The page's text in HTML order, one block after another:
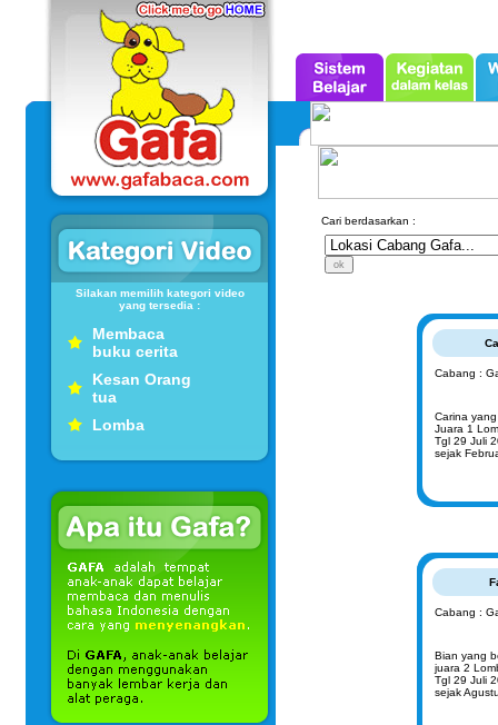
Silakan memilih kategori video
yang tersedia :
Membaca
buku cerita
Kesan Orang
tua
Lomba
Cari berdasarkan :
Cabang :
Carina
Juara 1
Tgl 29 Juli
sejak
Cabang :
Bian yang
juara 2
Tgl 29 Juli
sejak